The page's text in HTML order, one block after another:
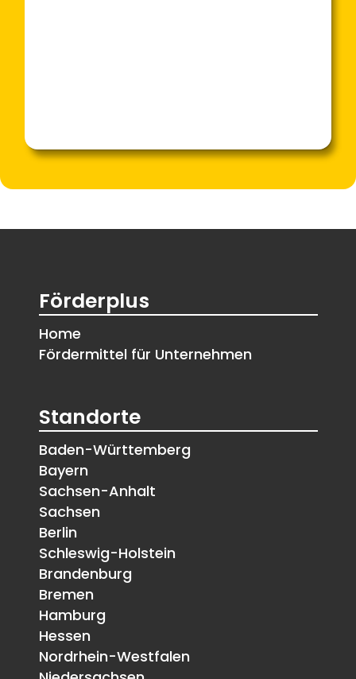
Förderplus
Home
Fördermittel für Unternehmen
Standorte
Baden-Württemberg
Bayern
Sachsen-Anhalt
Sachsen
Berlin
Schleswig-Holstein
Brandenburg
Bremen
Hamburg
Hessen
Nordrhein-Westfalen